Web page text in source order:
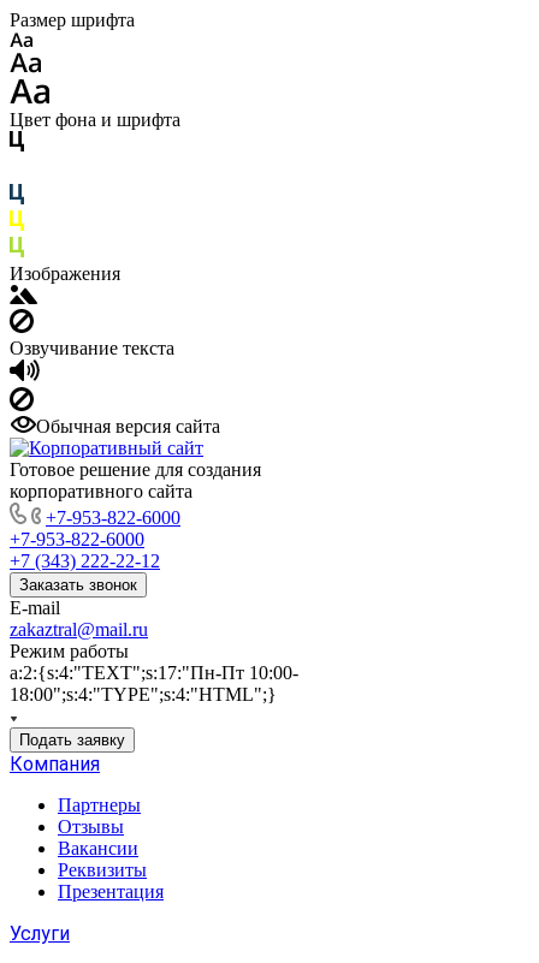
Размер шрифта
Цвет фона и шрифта
Изображения
Озвучивание текста
Обычная версия сайта
Готовое решение для создания
корпоративного сайта
+7-953-822-6000
+7-953-822-6000
+7 (343) 222-22-12
Заказать звонок
E-mail
zakaztral@mail.ru
Режим работы
a:2:{s:4:"TEXT";s:17:"Пн-Пт 10:00-
18:00";s:4:"TYPE";s:4:"HTML";}
Подать заявку
Компания
Партнеры
Отзывы
Вакансии
Реквизиты
Презентация
Услуги